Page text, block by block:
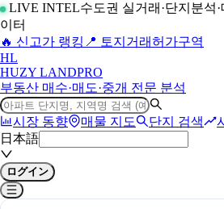
LIVE INTEL수도권 실거래·단지분석
이터
🔥 신고가 랭킹 📍 토지거래허가구역
HL
HUZY LANDPRO
부동산 매수·매도·중개 전문 분석
시장 동향 매물 지도 단지 검색
日本語
ログイン